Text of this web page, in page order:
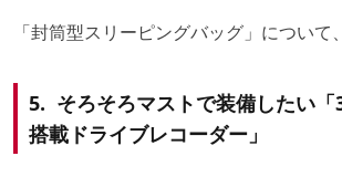
「封筒型スリーピングバッグ」について
5. そろそろマストで装備したい「
搭載ドライブレコーダー」